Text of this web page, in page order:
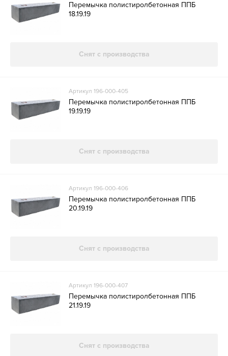
Перемычка полистиролбетонная ППБ
18.19.19
Снят с производства
Артикул 196-000-405
Перемычка полистиролбетонная ППБ
19.19.19
Снят с производства
Артикул 196-000-406
Перемычка полистиролбетонная ППБ
20.19.19
Снят с производства
Артикул 196-000-407
Перемычка полистиролбетонная ППБ
21.19.19
Снят с производства